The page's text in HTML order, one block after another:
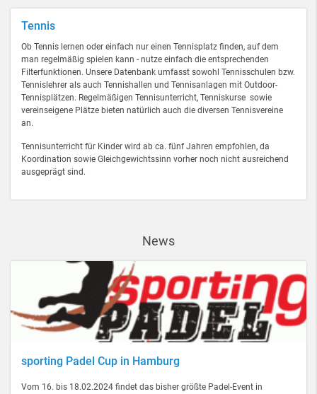
Tennis
Ob Tennis lernen oder einfach nur einen Tennisplatz finden, auf dem
man regelmäßig spielen kann - nutze einfach die entsprechenden
Filterfunktionen. Unsere Datenbank umfasst sowohl Tennisschulen bzw.
Tennislehrer als auch Tennishallen und Tennisanlagen mit Outdoor-
Tennisplätzen. Regelmäßigen Tennisunterricht, Tenniskurse sowie
vereinseigene Plätze bieten natürlich auch die diversen Tennisvereine
an.
Tennisunterricht für Kinder wird ab ca. fünf Jahren empfohlen, da
Koordination sowie Gleichgewichtssinn vorher noch nicht ausreichend
ausgeprägt sind.
News
sporting Padel Cup in Hamburg
Vom 16. bis 18.02.2024 findet das bisher größte Padel-Event in